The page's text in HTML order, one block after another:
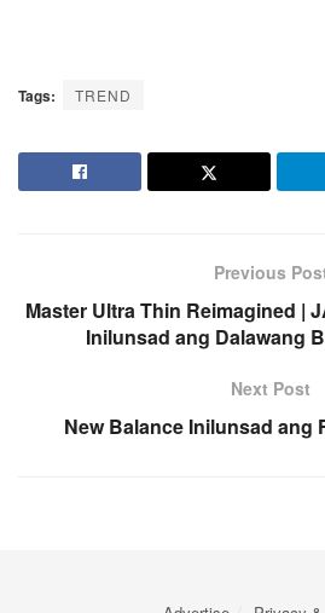
Tags: TREND
Previous
Master Ultra Thin Reimagined |
Inilunsad ang Dalawang
Next Post
New Balance Inilunsad ang